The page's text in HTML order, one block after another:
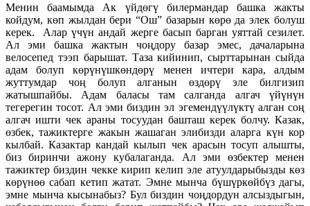
Менин баамымда Ак үйдөгү билермандар башка жакты
койдум, көп жылдан бери “Ош” базарын көрө да элек болуш
керек. Алар үчүн андай жерге басып барган уяттай сезилет.
Ал эми башка жактын чоңдору базар эмес, дачаларына
велосепед тээп барышат. Таза кийинип, сырттарынан сыйда
адам болуп көрүнүшкөндөрү менен ичтери кара, алдым
жуттумдар чоң болуп алганын өздөрү эле билгизип
жатышпайбы. Адам баласы там салганда алгач үйүнүн
тегерегин тосот. Ал эми биздин эл эгемендүүлүктү алган соң
алгач ишти чек араны тосуудан башташ керек болчу. Казак,
өзбек, тажиктерге жакын жашаган элибизди аларга күн кор
кылбай. Казактар кандай кылып чек арасын тосуп алышты,
биз биринчи ажону кубалаганда. Ал эми өзбектер менен
тажиктер биздин чекке кирип келип эле атуулдарыбызды көз
көрүнөө сабап кетип жатат. Эмне мынча бүшүркөйбүз дагы,
эмне мынча кысынабыз? Бул биздин чоңдордун алсыздыгын,